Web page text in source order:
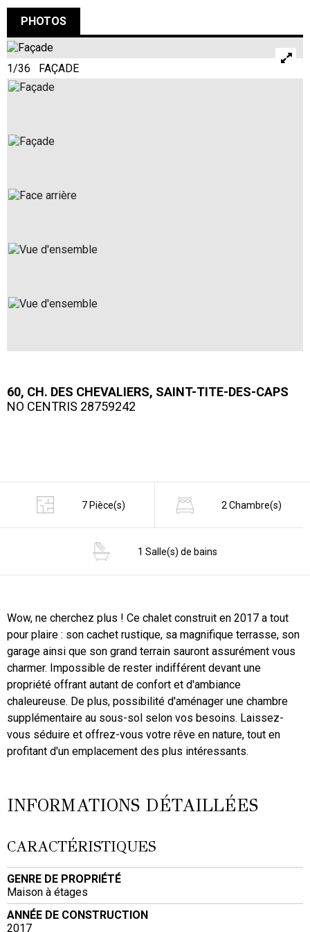
PHOTOS
1/36 FAÇADE
60, CH. DES CHEVALIERS, SAINT-TITE-DES-CAPS
NO CENTRIS 28759242
7 Pièce(s) 2 Chambre(s)
1 Salle(s) de bains
Wow, ne cherchez plus ! Ce chalet construit en 2017 a tout
pour plaire : son cachet rustique, sa magnifique terrasse, son
garage ainsi que son grand terrain sauront assurément vous
charmer. Impossible de rester indifférent devant une
propriété offrant autant de confort et d'ambiance
chaleureuse. De plus, possibilité d'aménager une chambre
supplémentaire au sous-sol selon vos besoins. Laissez-
vous séduire et offrez-vous votre rêve en nature, tout en
profitant d'un emplacement des plus intéressants.
INFORMATIONS DÉTAILLÉES
CARACTÉRISTIQUES
GENRE DE PROPRIÉTÉ
Maison à étages
ANNÉE DE CONSTRUCTION
2017